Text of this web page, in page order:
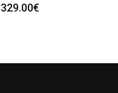
299.00€